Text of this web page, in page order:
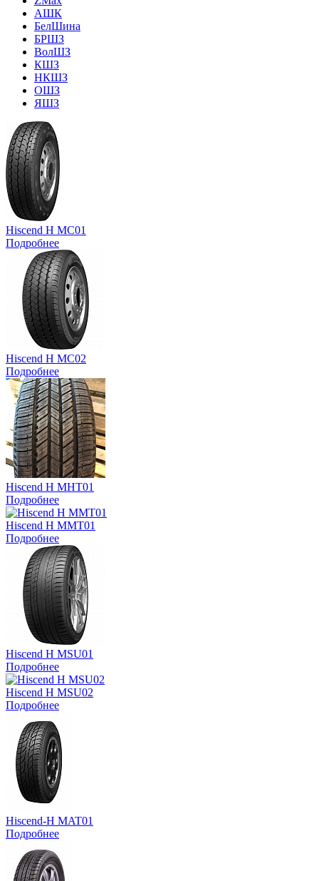
АШК
БелШина
БРШЗ
ВолШЗ
КШЗ
НКШЗ
ОШЗ
ЯШЗ
Hiscend H MC01
Подробнее
Hiscend H MC02
Подробнее
Hiscend H MHT01
Подробнее
Hiscend H MMT01
Подробнее
Hiscend H MSU01
Подробнее
Hiscend H MSU02
Подробнее
Hiscend-H MAT01
Подробнее